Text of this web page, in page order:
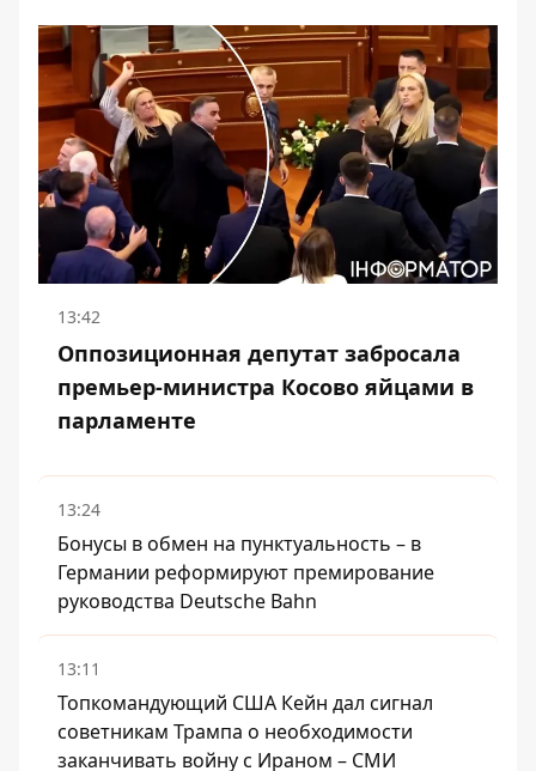
13:42
Оппозиционная депутат забросала
премьер-министра Косово яйцами в
парламенте
13:24
Бонусы в обмен на пунктуальность – в
Германии реформируют премирование
руководства Deutsche Bahn
13:11
Топкомандующий США Кейн дал сигнал
советникам Трампа о необходимости
заканчивать войну с Ираном – СМИ